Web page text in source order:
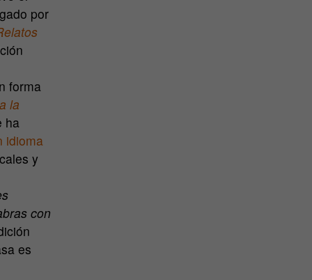
por
forma
la
ha
idioma
y
con
es